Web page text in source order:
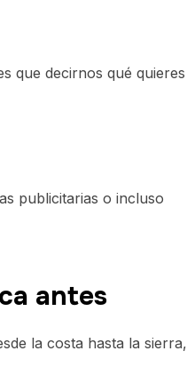
que decirnos qué quieres
publicitarias o incluso
antes
la costa hasta la sierra,